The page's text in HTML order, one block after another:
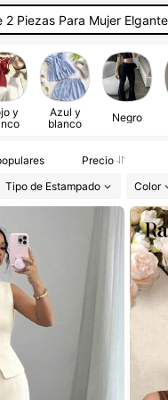
Para Dama
y
Azul y
blanco
Negro
Precio
Tipo de Estampado Color